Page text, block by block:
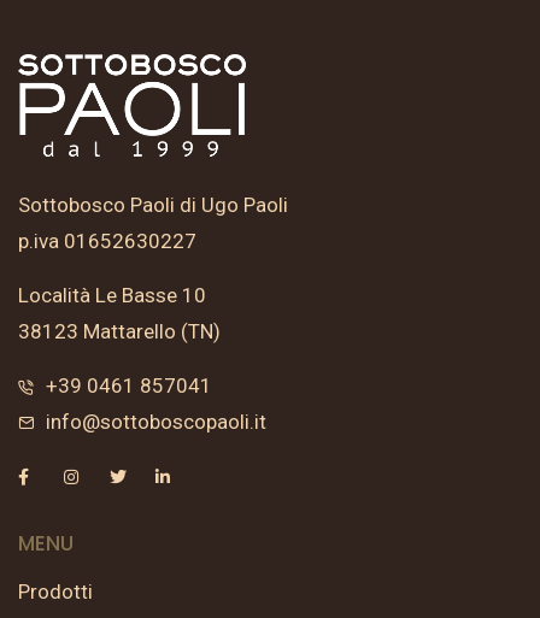
Sottobosco Paoli di Ugo Paoli
p.iva 01652630227
Località Le Basse 10
38123 Mattarello (TN)
+39 0461 857041
info@sottoboscopaoli.it
MENU
Prodotti